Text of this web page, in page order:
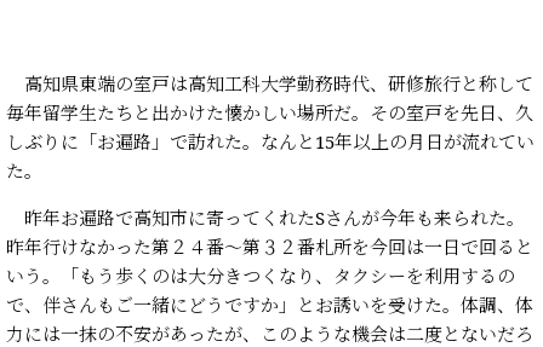
高知県東端の室戸は高知工科大学勤務時代、研修旅行と称して
毎年留学生たちと出かけた懐かしい場所だ。その室戸を先日、久
しぶりに「お遍路」で訪れた。なんと15年以上の月日が流れてい
た。
昨年お遍路で高知市に寄ってくれたSさんが今年も来られた。
昨年行けなかった第２４番～第３２番札所を今回は一日で回ると
いう。「もう歩くのは大分きつくなり、タクシーを利用するの
で、伴さんもご一緒にどうですか」とお誘いを受けた。体調、体
力には一抹の不安があったが、このような機会は二度とないだろ